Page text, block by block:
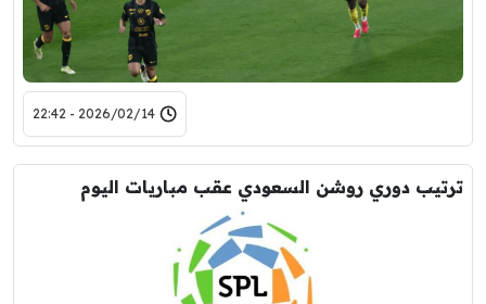
2026/02/14 - 22:42
ترتيب دوري روشن السعودي عقب مباريات اليوم